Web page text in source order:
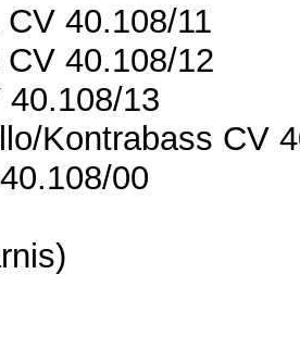
40.108/11
40.108/12
13
Kontrabass CV
00